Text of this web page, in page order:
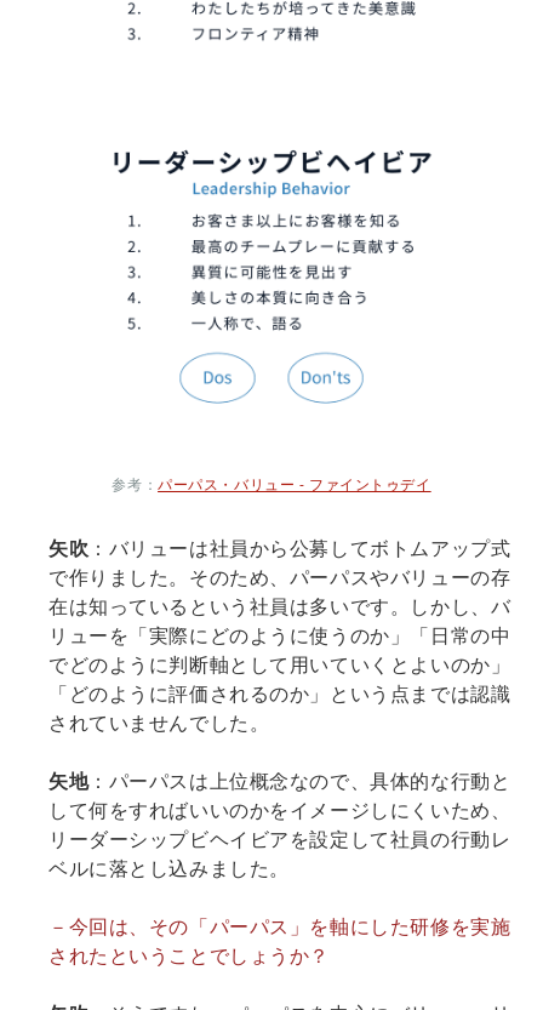
参考：パーパス・バリュー - ファイントゥデイ
矢吹：バリューは社員から公募してボトムアップ式
で作りました。そのため、パーパスやバリューの存
在は知っているという社員は多いです。しかし、バ
リューを「実際にどのように使うのか」「日常の中
でどのように判断軸として用いていくとよいのか」
「どのように評価されるのか」という点までは認識
されていませんでした。
矢地：パーパスは上位概念なので、具体的な行動と
して何をすればいいのかをイメージしにくいため、
リーダーシップビヘイビアを設定して社員の行動レ
ベルに落とし込みました。
－今回は、その「パーパス」を軸にした研修を実施
されたということでしょうか？